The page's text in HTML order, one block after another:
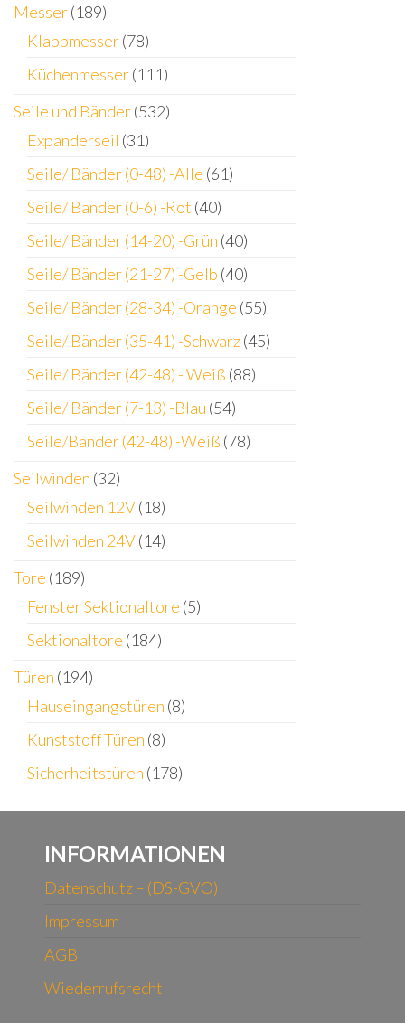
Messer(189)
Klappmesser(78)
Küchenmesser(111)
Seile und Bänder(532)
Expanderseil (31)
Seile/ Bänder (0-48) -Alle (61)
Seile/ Bänder (0-6) -Rot (40)
Seile/ Bänder (14-20) -Grün (40)
Seile/ Bänder (21-27) -Gelb (40)
Seile/ Bänder (28-34) -Orange (55)
Seile/ Bänder (35-41) -Schwarz(45)
Seile/ Bänder (42-48) - Weiß (88)
Seile/ Bänder (7-13) -Blau (54)
Seile/Bänder (42-48) -Weiß (78)
Seilwinden (32)
Seilwinden 12V(18)
Seilwinden 24V(14)
Tore (189)
Fenster Sektionaltore (5)
Sektionaltore (184)
Türen (194)
Hauseingangstüren (8)
Kunststoff Türen (8)
Sicherheitstüren (178)
INFORMATIONEN
Datenschutz – (DS-GVO)
Impressum
AGB
Wiederrufsrecht